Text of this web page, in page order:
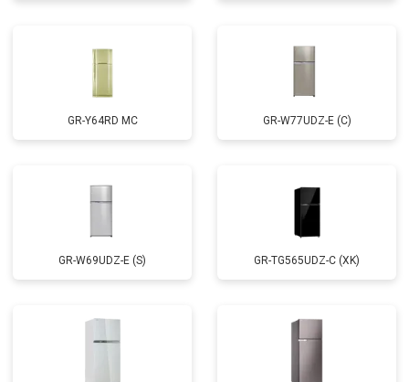
GR-Y64RD MC GR-W77UDZ-E (C)
GR-W69UDZ-E (S) GR-TG565UDZ-C (XK)